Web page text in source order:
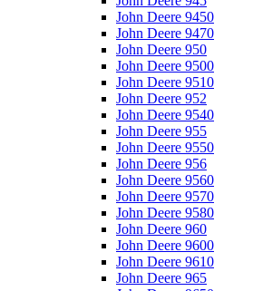
John Deere 9450
John Deere 9470
John Deere 950
John Deere 9500
John Deere 9510
John Deere 952
John Deere 9540
John Deere 955
John Deere 9550
John Deere 956
John Deere 9560
John Deere 9570
John Deere 9580
John Deere 960
John Deere 9600
John Deere 9610
John Deere 965